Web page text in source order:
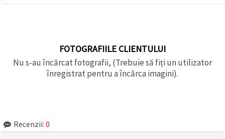
FOTOGRAFIILE CLIENTULUI
Nu s-au încărcat fotografii, (Trebuie să fiți un utilizator
înregistrat pentru a încărca imagini).
Recenzii: 0